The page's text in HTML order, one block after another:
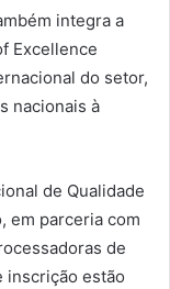
integra a
Excellence
do setor,
nacionais à
de Qualidade
em parceria com
de
inscrição estão